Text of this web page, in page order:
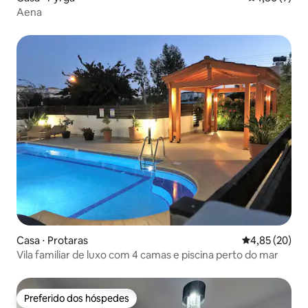
Aena
Casa ⋅ Protaras 4,85 de uma
4,85 (20)
Vila familiar de luxo com 4 camas e piscina perto do mar
Preferido dos hóspedes
Preferido dos hóspedes